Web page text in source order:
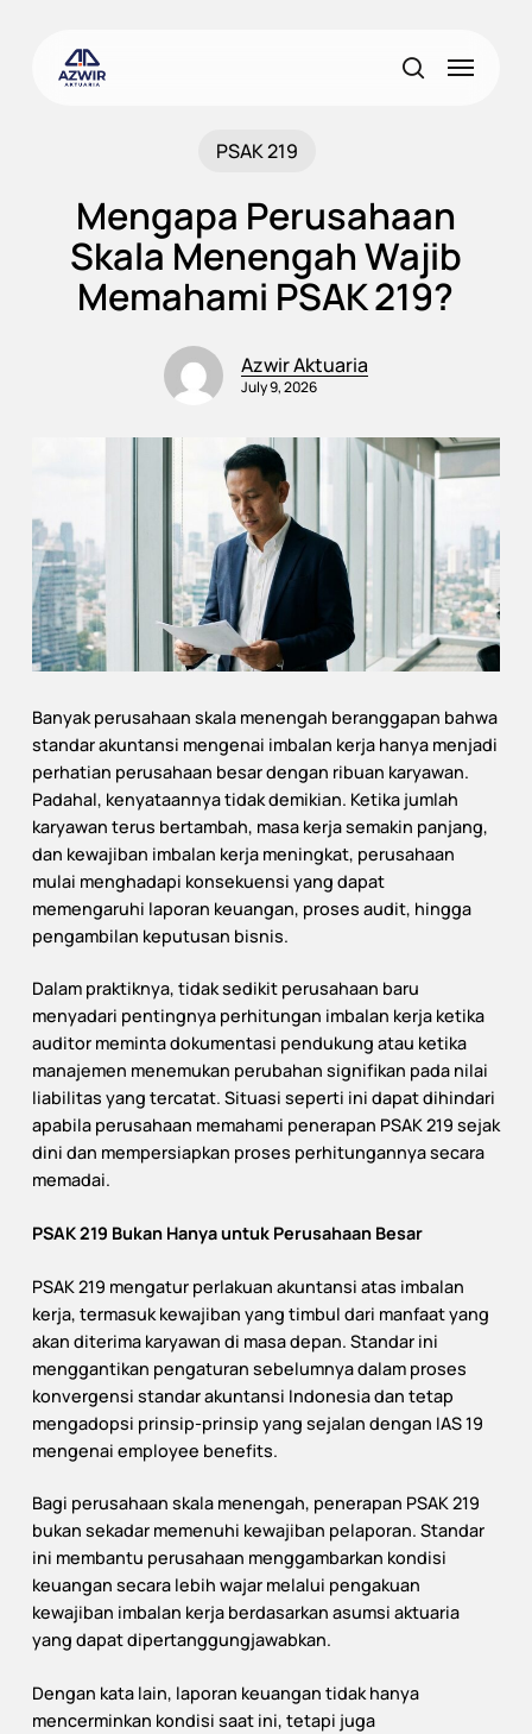
content
search
Menu
PSAK 219
Mengapa Perusahaan
Skala Menengah Wajib
Memahami PSAK 219?
Azwir Aktuaria
July 9, 2026
Banyak perusahaan skala menengah beranggapan bahwa
standar akuntansi mengenai imbalan kerja hanya menjadi
perhatian perusahaan besar dengan ribuan karyawan.
Padahal, kenyataannya tidak demikian. Ketika jumlah
karyawan terus bertambah, masa kerja semakin panjang,
dan kewajiban imbalan kerja meningkat, perusahaan
mulai menghadapi konsekuensi yang dapat
memengaruhi laporan keuangan, proses audit, hingga
pengambilan keputusan bisnis.
Dalam praktiknya, tidak sedikit perusahaan baru
menyadari pentingnya perhitungan imbalan kerja ketika
auditor meminta dokumentasi pendukung atau ketika
manajemen menemukan perubahan signifikan pada nilai
liabilitas yang tercatat. Situasi seperti ini dapat dihindari
apabila perusahaan memahami penerapan PSAK 219 sejak
dini dan mempersiapkan proses perhitungannya secara
memadai.
PSAK 219 Bukan Hanya untuk Perusahaan Besar
PSAK 219 mengatur perlakuan akuntansi atas imbalan
kerja, termasuk kewajiban yang timbul dari manfaat yang
akan diterima karyawan di masa depan. Standar ini
menggantikan pengaturan sebelumnya dalam proses
konvergensi standar akuntansi Indonesia dan tetap
mengadopsi prinsip-prinsip yang sejalan dengan IAS 19
mengenai employee benefits.
Bagi perusahaan skala menengah, penerapan PSAK 219
bukan sekadar memenuhi kewajiban pelaporan. Standar
ini membantu perusahaan menggambarkan kondisi
keuangan secara lebih wajar melalui pengakuan
kewajiban imbalan kerja berdasarkan asumsi aktuaria
yang dapat dipertanggungjawabkan.
Dengan kata lain, laporan keuangan tidak hanya
mencerminkan kondisi saat ini, tetapi juga